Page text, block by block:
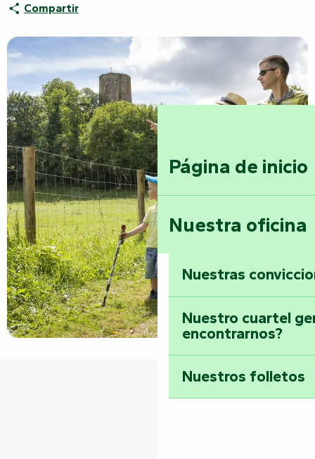
Página de inicio
Nuestra oficina
Nuestras
Nuestro cuartel
encontrarnos?
Nuestros folletos
Compartir